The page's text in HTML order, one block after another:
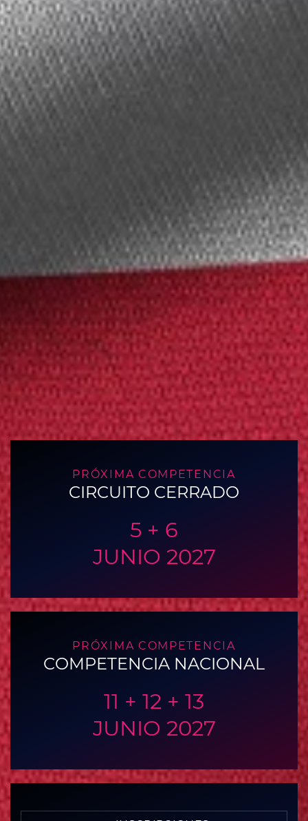
PRÓXIMA COMPETENCIA
CIRCUITO CERRADO
5 + 6
JUNIO 2027
PRÓXIMA COMPETENCIA
COMPETENCIA NACIONAL
11 + 12 + 13
JUNIO 2027